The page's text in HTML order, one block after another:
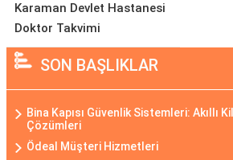
Karaman Devlet Hastanesi
Doktor Takvimi
SON BAŞLIKLAR
Bina Kapısı Güvenlik Sistemleri: Akıllı
Çözümleri
Ödeal Müşteri Hizmetleri